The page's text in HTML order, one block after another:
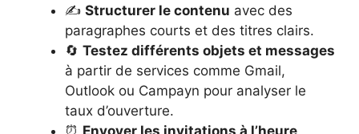
✍️ Structurer le contenu avec des
paragraphes courts et des titres clairs.
🔄 Testez différents objets et messages
à partir de services comme Gmail,
Outlook ou Campayn pour analyser le
taux d’ouverture.